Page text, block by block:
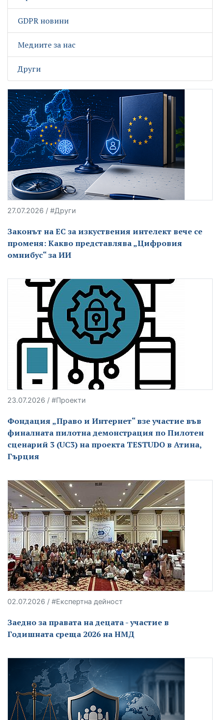
GDPR новини
Медиите за нас
Други
27.07.2026 / #Други
Законът на ЕС за изкуствения интелект вече се
променя: Какво представлява „Цифровия
омнибус“ за ИИ
23.07.2026 / #Проекти
Фондация „Право и Интернет“ взе участие във
финалната пилотна демонстрация по Пилотен
сценарий 3 (UC3) на проекта TESTUDO в Атина,
Гърция
02.07.2026 / #Експертна дейност
Заедно за правата на децата - участие в
Годишната среща 2026 на НМД